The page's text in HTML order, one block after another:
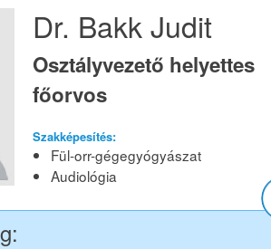
Dr. Bakk Judit
Osztályvezető helyettes
főorvos
Szakképesítés:
Fül-orr-gégegyógyászat
Audiológia